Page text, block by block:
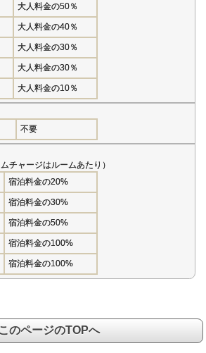
大人料金の50％
大人料金の40％
大人料金の30％
大人料金の30％
大人料金の10％
不要
チャージはルームあたり）
宿泊料金の20%
宿泊料金の30%
宿泊料金の50%
宿泊料金の100%
宿泊料金の100%
のページのTOPへ